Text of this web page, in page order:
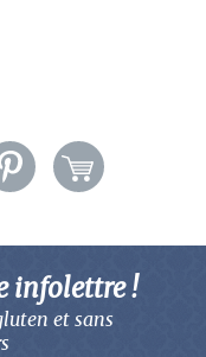
infolettre !
et sans